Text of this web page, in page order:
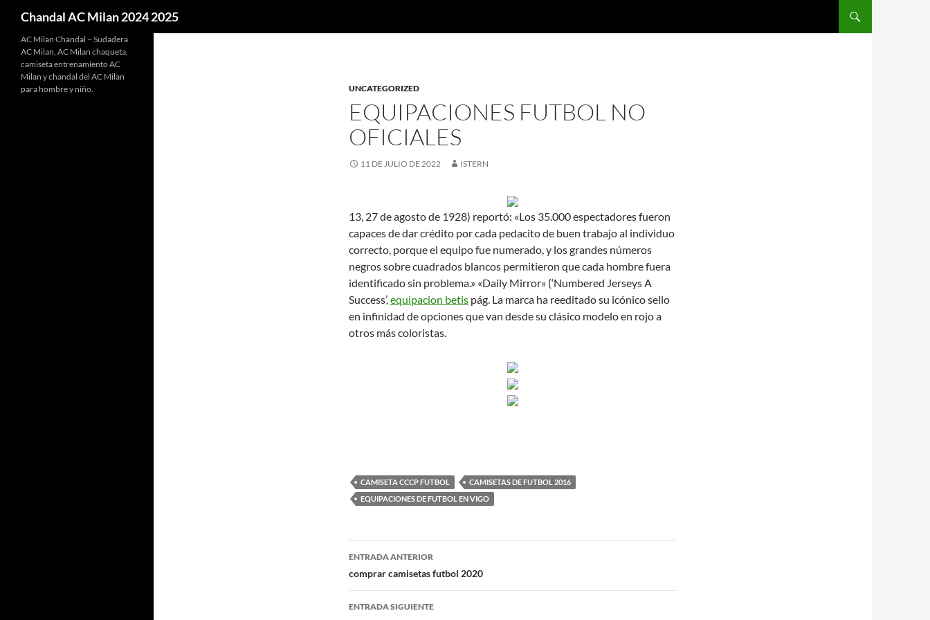
Chandal AC Milan 2024 2025
UNCATEGORIZED
EQUIPACIONES FUTBOL NO
OFICIALES
11 DE JULIO DE 2022 ISTERN
13, 27 de agosto de 1928) reportó: «Los 35.000 espectadores fueron
capaces de dar crédito por cada pedacito de buen trabajo al individuo
correcto, porque el equipo fue numerado, y los grandes números
negros sobre cuadrados blancos permitieron que cada hombre fuera
identificado sin problema.» «Daily Mirror» (‘Numbered Jerseys A
Success’,equipacion betis pág. La marca ha reeditado su icónico sello
en infinidad de opciones que van desde su clásico modelo en rojo a
otros más coloristas.
CAMISETA CCCP FUTBOL
CAMISETAS DE FUTBOL 2016
EQUIPACIONES DE FUTBOL EN VIGO
Navegación
de
entradas
ENTRADA ANTERIOR
comprar camisetas futbol 2020
ENTRADA SIGUIENTE
AC Milan Chandal – Sudadera
AC Milan, AC Milan chaqueta,
camiseta entrenamiento AC
Milan y chandal del AC Milan
para hombre y niño.